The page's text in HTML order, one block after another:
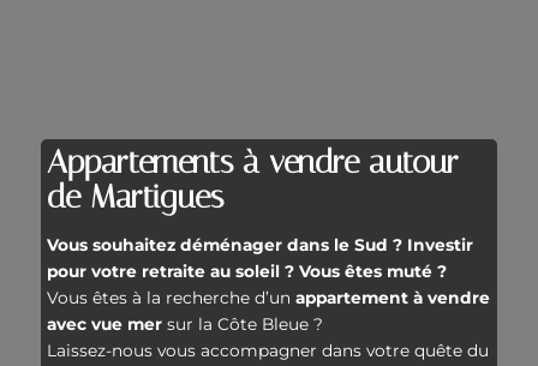
Appartements à vendre autour
de Martigues
Vous souhaitez déménager dans le Sud ? Investir
pour votre retraite au soleil ? Vous êtes muté ?
Vous êtes à la recherche d’un appartement à vendre
avec vue mer sur la Côte Bleue ?
Laissez-nous vous accompagner dans votre quête du